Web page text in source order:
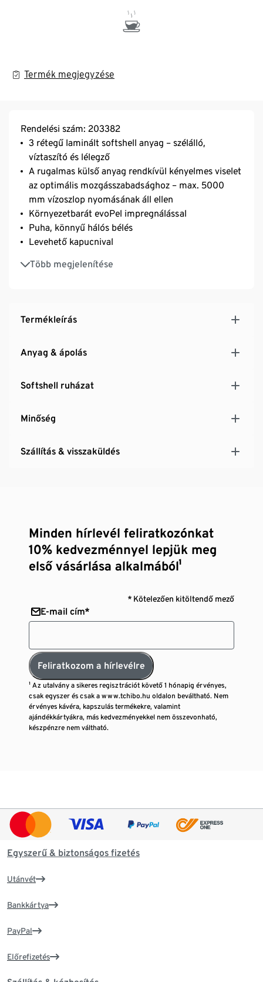
Termék megjegyzése
Rendelési szám: 203382
3 rétegű laminált softshell anyag – szélálló,
víztaszító és lélegző
A rugalmas külső anyag rendkívül kényelmes viselet
az optimális mozgásszabadsághoz – max. 5000
mm vízoszlop nyomásának áll ellen
Környezetbarát evoPel impregnálással
Puha, könnyű hálós bélés
Levehető kapucnival
Több megjelenítése
Állvédős cipzár
2 cipzáras zseb elöl
Termékleírás
Anyag & ápolás
Softshell ruházat
Minőség
Szállítás & visszaküldés
Minden hírlevél feliratkozónkat
10% kedvezménnyel lepjük meg
első vásárlása alkalmából¹
* Kötelezően kitöltendő mező
E-mail cím*
Feliratkozom a hírlevélre
¹ Az utalvány a sikeres regisztrációt követő 1 hónapig érvényes,
csak egyszer és csak a www.tchibo.hu oldalon beváltható. Nem
érvényes kávéra, kapszulás termékekre, valamint
ajándékkártyákra, más kedvezményekkel nem összevonható,
készpénzre nem váltható.
Egyszerű & biztonságos fizetés
Utánvét
Bankkártya
PayPal
Előrefizetés